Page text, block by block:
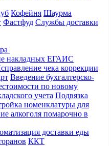
Кофейня Шаурма
Фастфуд Службы доставки
накладных ЕГАИС
чека коррекции
Введение бухгалтерско-
по новому
учета Подвязка
номенклатуры для
алкоголя помарочно в
доставки еды
ККТ